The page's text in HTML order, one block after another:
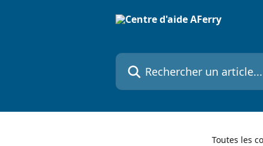
Rechercher un article...
Toutes les